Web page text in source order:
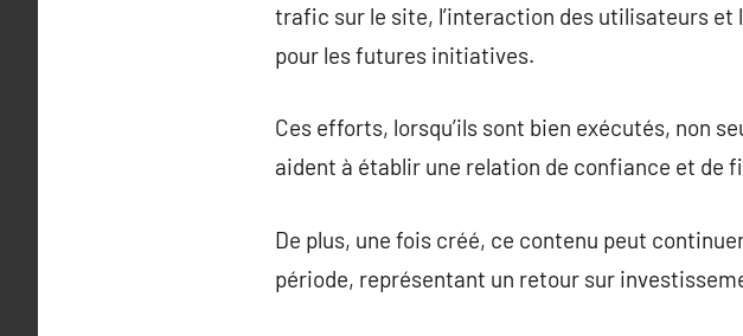
trafic sur le site, l’interaction des utilisateurs
pour les futures initiatives.
Ces efforts, lorsqu’ils sont bien exécutés, non
aident à établir une relation de confiance et de
De plus, une fois créé, ce contenu peut
période, représentant un retour sur